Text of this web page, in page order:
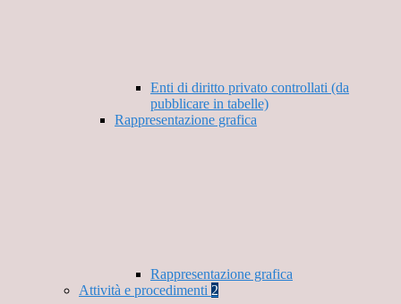
Enti di diritto privato controllati (da
pubblicare in tabelle)
Rappresentazione grafica
Rappresentazione grafica
Attività e procedimenti 2